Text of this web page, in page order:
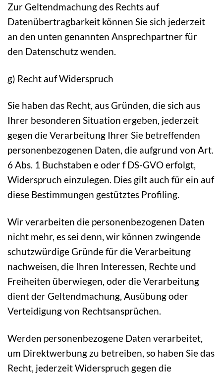
Zur Geltendmachung des Rechts auf
Datenübertragbarkeit können Sie sich jederzeit
an den unten genannten Ansprechpartner für
den Datenschutz wenden.
g) Recht auf Widerspruch
Sie haben das Recht, aus Gründen, die sich aus
Ihrer besonderen Situation ergeben, jederzeit
gegen die Verarbeitung Ihrer Sie betreffenden
personenbezogenen Daten, die aufgrund von Art.
6 Abs. 1 Buchstaben e oder f DS-GVO erfolgt,
Widerspruch einzulegen. Dies gilt auch für ein auf
diese Bestimmungen gestütztes Profiling.
Wir verarbeiten die personenbezogenen Daten
nicht mehr, es sei denn, wir können zwingende
schutzwürdige Gründe für die Verarbeitung
nachweisen, die Ihren Interessen, Rechte und
Freiheiten überwiegen, oder die Verarbeitung
dient der Geltendmachung, Ausübung oder
Verteidigung von Rechtsansprüchen.
Werden personenbezogene Daten verarbeitet,
um Direktwerbung zu betreiben, so haben Sie das
Recht, jederzeit Widerspruch gegen die